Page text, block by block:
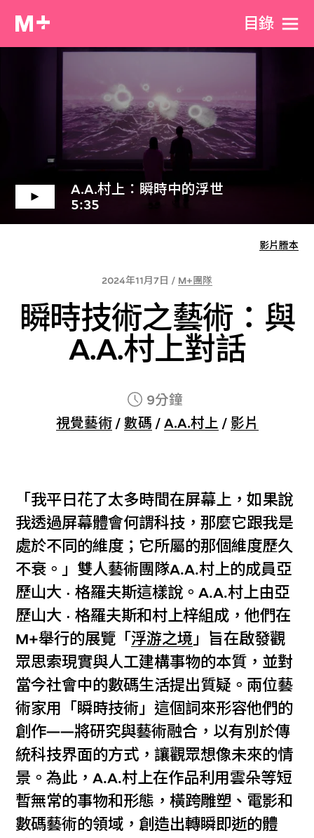
目​錄
A.A.村上：瞬時中的浮世
5:35
影片謄本
2024年11月7日 / M+團隊
瞬時技術之藝術：與
A.A.村上對話
9分鐘
視覺藝術/ 數碼 / A.A.村上 / 影片
「我平日花了太多時間在屏幕上，如果說
我透過屏幕體會何謂科技，那麼它跟我是
處於不同的維度；它所屬的那個維度歷久
不衰。」雙人藝術團隊A.A.村上的成員亞
歷山大 · 格羅夫斯這樣說。A.A.村上由亞
歷山大 · 格羅夫斯和村上梓組成，他們在
M+舉行的展覽「浮游之境」旨在啟發觀
眾思索現實與人工建構事物的本質，並對
當今社會中的數碼生活提出質疑。兩位藝
術家用「瞬時技術」這個詞來形容他們的
創作——將研究與藝術融合，以有別於傳
統科技界面的方式，讓觀眾想像未來的情
景。為此，A.A.村上在作品利用雲朵等短
暫無常的事物和形態，橫跨雕塑、電影和
數碼藝術的領域，創造出轉瞬即逝的體